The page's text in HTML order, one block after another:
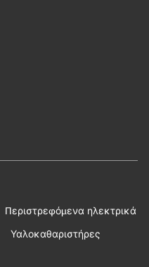
Περιστρεφόμενα ηλεκτρικά
Υαλοκαθαριστήρες